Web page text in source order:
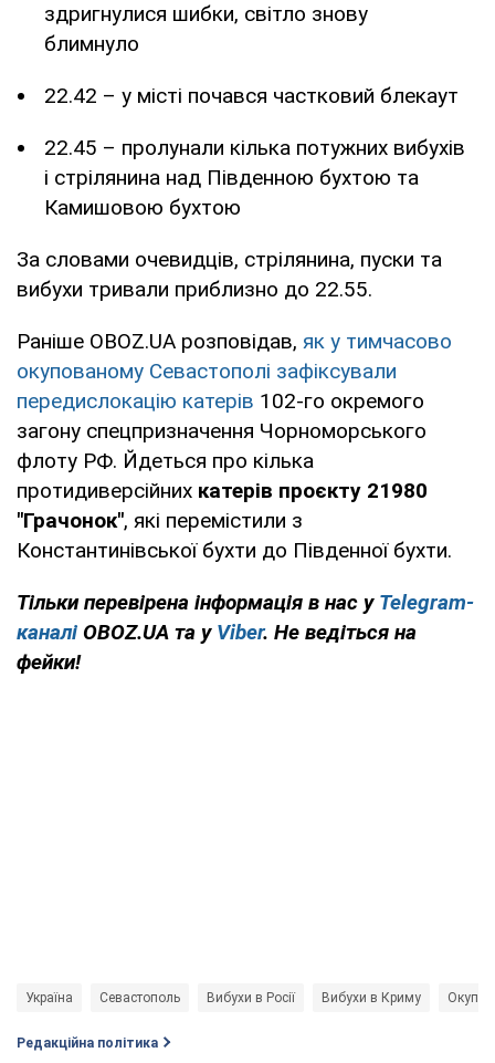
здригнулися шибки, світло знову
блимнуло
22.42 – у місті почався частковий блекаут
22.45 – пролунали кілька потужних вибухів
і стрілянина над Південною бухтою та
Камишовою бухтою
За словами очевидців, стрілянина, пуски та
вибухи тривали приблизно до 22.55.
Раніше OBOZ.UA розповідав, як у тимчасово
окупованому Севастополі зафіксували
передислокацію катерів 102-го окремого
загону спецпризначення Чорноморського
флоту РФ. Йдеться про кілька
протидиверсійних катерів проєкту 21980
"Грачонок", які перемістили з
Константинівської бухти до Південної бухти.
Тільки перевірена інформація в нас у Telegram-
каналі OBOZ.UA та у Viber. Не ведіться на
фейки!
Україна Севастополь Вибухи в Росії Вибухи в Криму
Редакційна політика